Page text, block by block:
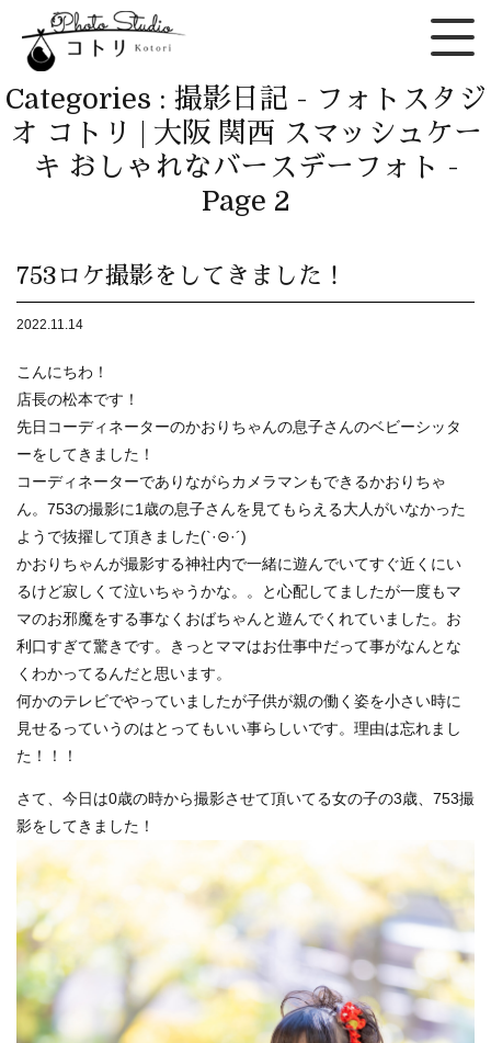
Categories : 撮影日記 - フォトスタジ
オ コトリ | 大阪 関西 スマッシュケー
キ おしゃれなバースデーフォト -
Page 2
753ロケ撮影をしてきました！
2022.11.14
こんにちわ！
店長の松本です！
先日コーディネーターのかおりちゃんの息子さんのベビーシッタ
ーをしてきました！
コーディネーターでありながらカメラマンもできるかおりちゃ
ん。753の撮影に1歳の息子さんを見てもらえる大人がいなかった
ようで抜擢して頂きました(`·⊝·´)
かおりちゃんが撮影する神社内で一緒に遊んでいてすぐ近くにい
るけど寂しくて泣いちゃうかな。。と心配してましたが一度もマ
マのお邪魔をする事なくおばちゃんと遊んでくれていました。お
利口すぎて驚きです。きっとママはお仕事中だって事がなんとな
くわかってるんだと思います。
何かのテレビでやっていましたが子供が親の働く姿を小さい時に
見せるっていうのはとってもいい事らしいです。理由は忘れまし
た！！！
さて、今日は0歳の時から撮影させて頂いてる女の子の3歳、753撮
影をしてきました！